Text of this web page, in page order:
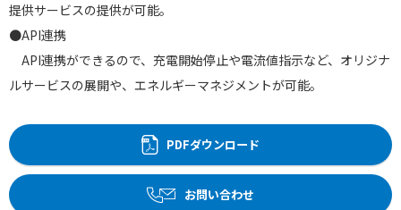
提供サービスの提供が可能。
●API連携
API連携ができるので、充電開始停止や電流値指示など、オリジナ
ルサービスの展開や、エネルギーマネジメントが可能。
PDFダウンロード
お問い合わせ